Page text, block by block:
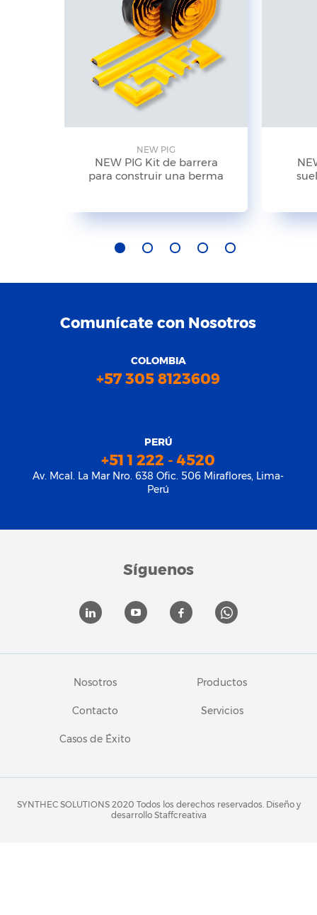
NEW PIG
NEW PIG Kit de barrera
para construir una berma
Comunícate con Nosotros
COLOMBIA
+57 305 8123609
PERÚ
+51 1 222 - 4520
Av. Mcal. La Mar Nro. 638 Ofic. 506 Miraflores, Lima-
Perú
Síguenos
Nosotros Productos
Contacto Servicios
Casos de Éxito
SYNTHEC SOLUTIONS 2020 Todos los derechos reservados. Diseño y
desarrollo Staffcreativa